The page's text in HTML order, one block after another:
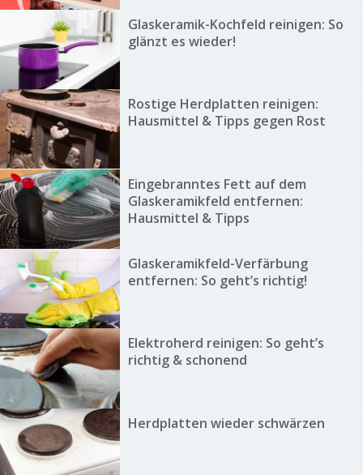
Glaskeramik-Kochfeld reinigen: So
glänzt es wieder!
Rostige Herdplatten reinigen:
Hausmittel & Tipps gegen Rost
Eingebranntes Fett auf dem
Glaskeramikfeld entfernen:
Hausmittel & Tipps
Glaskeramikfeld-Verfärbung
entfernen: So geht’s richtig!
Elektroherd reinigen: So geht’s
richtig & schonend
Herdplatten wieder schwärzen